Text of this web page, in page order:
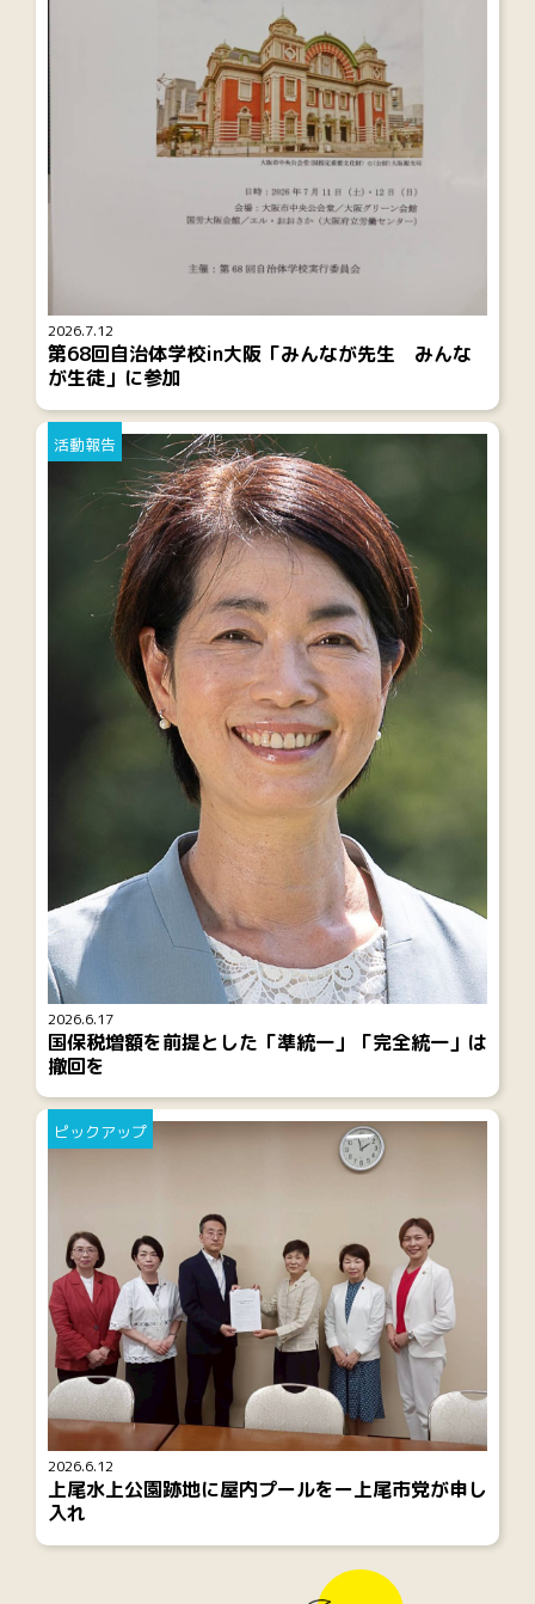
2026.7.12
第68回自治体学校in大阪「みんなが先生 みんな
が生徒」に参加
2026.6.17
活動報告
国保税増額を前提とした「準統一」「完全統一」は
撤回を
2026.6.12
ピックアップ
上尾水上公園跡地に屋内プールをー上尾市党が申し
入れ